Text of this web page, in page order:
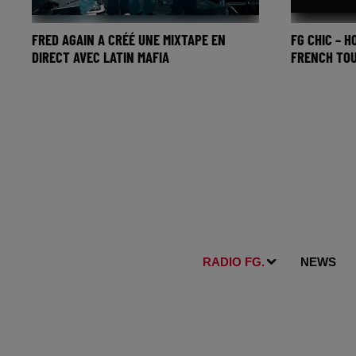
FRED AGAIN A CRÉÉ UNE MIXTAPE EN
DIRECT AVEC LATIN MAFIA
FG CHIC –
FRENCH
RADIO FG. NEWS